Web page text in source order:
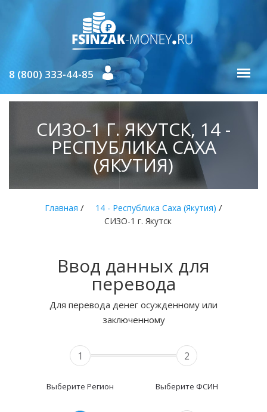
8 (800) 333-44-85
СИЗО-1 Г. ЯКУТСК, 14 -
РЕСПУБЛИКА САХА
(ЯКУТИЯ)
Главная / 14 - Республика Саха (Якутия) /
СИЗО-1 г. Якутск
Ввод данных для
перевода
Для перевода денег осужденному или
заключенному
1
Выберите Регион
2
Выберите ФСИН